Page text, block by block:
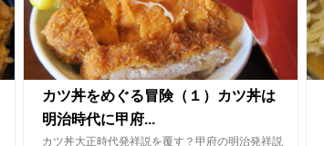
カツ丼をめぐる冒険（１）カツ丼は
明治時代に甲府...
カツ丼大正時代発祥説を覆す？甲府の明治発祥説